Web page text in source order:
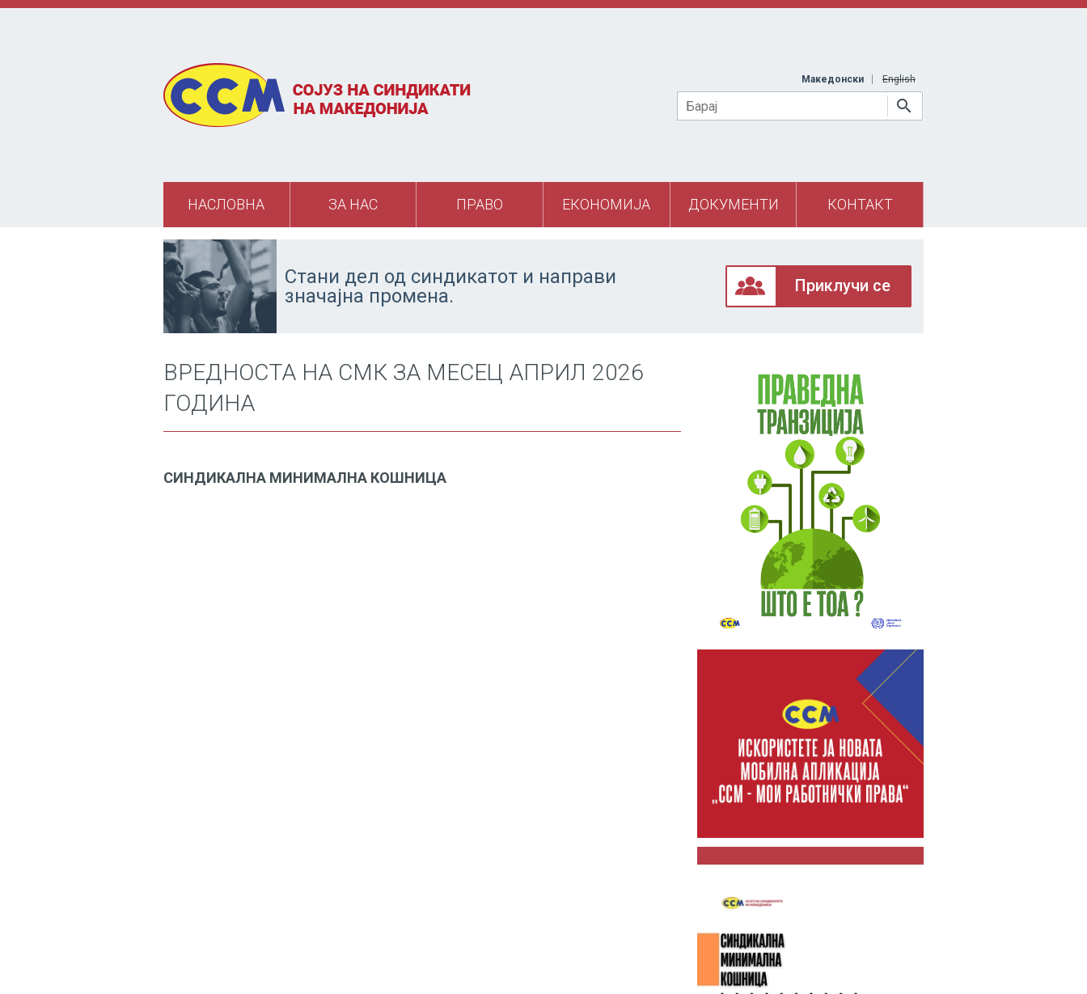
Skip to main content
Македонски English
Барај
НАСЛОВНА ЗА НАС ПРАВО ЕКОНОМИЈА ДОКУМЕНТИ КОНТАКТ
Стани дел од синдикатот и направи
значајна промена.
Приклучи се
ВРЕДНОСТА НА СМК ЗА МЕСЕЦ АПРИЛ 2026
ГОДИНА
СИНДИКАЛНА МИНИМАЛНА КОШНИЦА